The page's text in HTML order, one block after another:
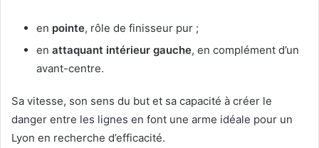
en pointe, rôle de finisseur pur ;
en attaquant intérieur gauche, en complément d’un
avant-centre.
Sa vitesse, son sens du but et sa capacité à créer le
danger entre les lignes en font une arme idéale pour un
Lyon en recherche d’efficacité.